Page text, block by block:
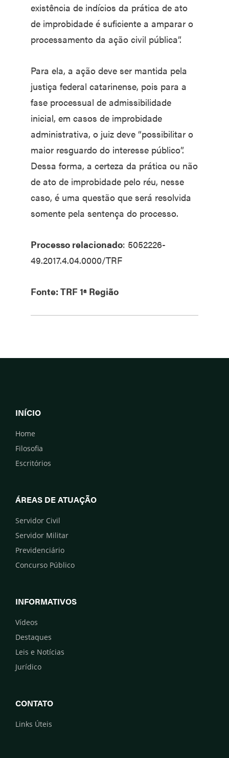
existência de indícios da prática de ato
de improbidade é suficiente a amparar o
processamento da ação civil pública”.
Para ela, a ação deve ser mantida pela
justiça federal catarinense, pois para a
fase processual de admissibilidade
inicial, em casos de improbidade
administrativa, o juiz deve “possibilitar o
maior resguardo do interesse público”.
Dessa forma, a certeza da prática ou não
de ato de improbidade pelo réu, nesse
caso, é uma questão que será resolvida
somente pela sentença do processo.
Processo relacionado: 5052226-
49.2017.4.04.0000/TRF
Fonte: TRF 1ª Região
INÍCIO
Home
Filosofia
Escritórios
ÁREAS DE ATUAÇÃO
Servidor Civil
Servidor Militar
Previdenciário
Concurso Público
INFORMATIVOS
Vídeos
Destaques
Leis e Notícias
Jurídico
CONTATO
Links Úteis